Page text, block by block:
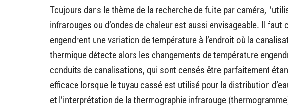
Toujours dans le thème de la recherche de fuite par caméra,
infrarouges ou d’ondes de chaleur est aussi envisageable. Il faut
engendrent une variation de température à l’endroit où la
thermique détecte alors les changements de température
conduits de canalisations, qui sont censés être parfaitement
efficace lorsque le tuyau cassé est utilisé pour la distribution
et l’interprétation de la thermographie infrarouge